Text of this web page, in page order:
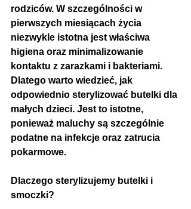
rodziców. W szczególności w
pierwszych miesiącach życia
niezwykle istotna jest właściwa
higiena oraz minimalizowanie
kontaktu z zarazkami i bakteriami.
Dlatego warto wiedzieć, jak
odpowiednio sterylizować butelki dla
małych dzieci. Jest to istotne,
ponieważ maluchy są szczególnie
podatne na infekcje oraz zatrucia
pokarmowe.
Dlaczego sterylizujemy butelki i
smoczki?